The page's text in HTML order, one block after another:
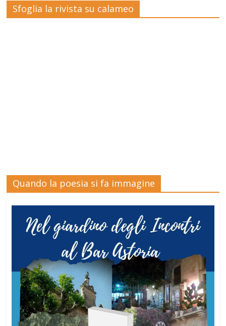
Sfoglia la rivista su calameo
Quando la poesia si fa immagine